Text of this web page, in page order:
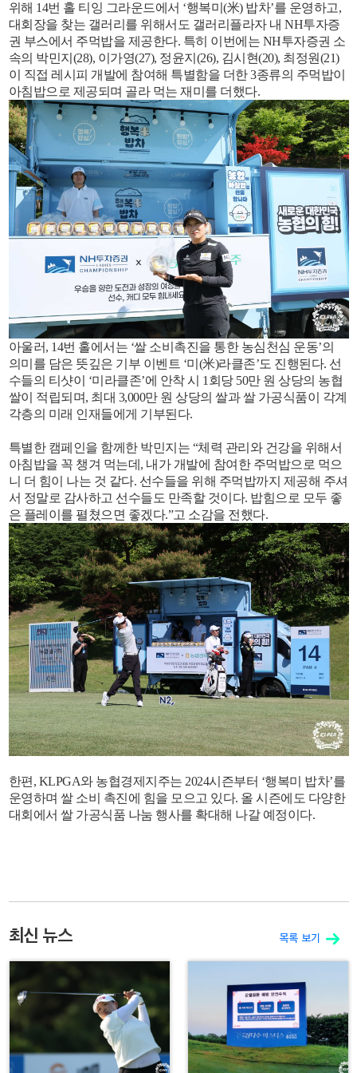
위해 14번 홀 티잉 그라운드에서 ‘행복미(米) 밥차’를 운영하고,
대회장을 찾는 갤러리를 위해서도 갤러리플라자 내 NH투자증
권 부스에서 주먹밥을 제공한다. 특히 이번에는 NH투자증권 소
속의 박민지(28), 이가영(27), 정윤지(26), 김시현(20), 최정원(21)
이 직접 레시피 개발에 참여해 특별함을 더한 3종류의 주먹밥이
아침밥으로 제공되며 골라 먹는 재미를 더했다.
아울러, 14번 홀에서는 ‘쌀 소비촉진을 통한 농심천심 운동’의
의미를 담은 뜻깊은 기부 이벤트 ‘미(米)라클존’도 진행된다. 선
수들의 티샷이 ‘미라클존’에 안착 시 1회당 50만 원 상당의 농협
쌀이 적립되며, 최대 3,000만 원 상당의 쌀과 쌀 가공식품이 각계
각층의 미래 인재들에게 기부된다.
특별한 캠페인을 함께한 박민지는 “체력 관리와 건강을 위해서
아침밥을 꼭 챙겨 먹는데, 내가 개발에 참여한 주먹밥으로 먹으
니 더 힘이 나는 것 같다. 선수들을 위해 주먹밥까지 제공해 주셔
서 정말로 감사하고 선수들도 만족할 것이다. 밥힘으로 모두 좋
은 플레이를 펼쳤으면 좋겠다.”고 소감을 전했다.
한편, KLPGA와 농협경제지주는 2024시즌부터 ‘행복미 밥차’를
운영하며 쌀 소비 촉진에 힘을 모으고 있다. 올 시즌에도 다양한
대회에서 쌀 가공식품 나눔 행사를 확대해 나갈 예정이다.
최신 뉴스 목록 보기